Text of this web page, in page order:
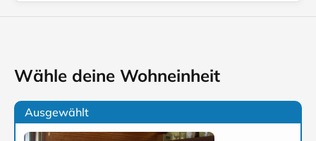
Wähle deine Wohneinheit
Ausgewählt